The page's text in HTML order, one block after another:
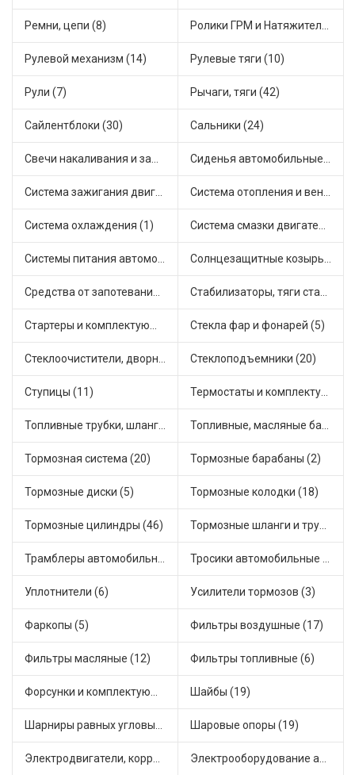
Ремни, цепи (8) Ролики ГРМ и Натяжители (17)
Рулевой механизм (14) Рулевые тяги (10)
Рули (7) Рычаги, тяги (42)
Сайлентблоки (30) Сальники (24)
Свечи накаливания и зажигания (31) Сиденья автомобильные (1)
Система зажигания двигателя (3) Система отопления и вентиляции (17)
Система охлаждения (1) Система смазки двигателя (17)
Системы питания автомобиля (21) Солнцезащитные козырьки для салона автомобиля (3)
Средства от запотевания и размораживатели стекла (1) Стабилизаторы, тяги стабилизатора, стойки стабилиз (3)
Стартеры и комплектующие (38) Стекла фар и фонарей (5)
Стеклоочистители, дворники (1) Стеклоподъемники (20)
Ступицы (11) Термостаты и комплектующие системы охлаждения (55)
Топливные трубки, шланги, магистрали и рампы (3) Топливные, масляные баки (1)
Тормозная система (20) Тормозные барабаны (2)
Тормозные диски (5) Тормозные колодки (18)
Тормозные цилиндры (46) Тормозные шланги и трубки (5)
Трамблеры автомобильные (40) Тросики автомобильные (23)
Уплотнители (6) Усилители тормозов (3)
Фаркопы (5) Фильтры воздушные (17)
Фильтры масляные (12) Фильтры топливные (6)
Форсунки и комплектующие (1) Шайбы (19)
Шарниры равных угловых скоростей, приводные валы (1) Шаровые опоры (19)
Электродвигатели, корректоры и приводы автомобильн (22) Электрооборудование автомобилей (25)